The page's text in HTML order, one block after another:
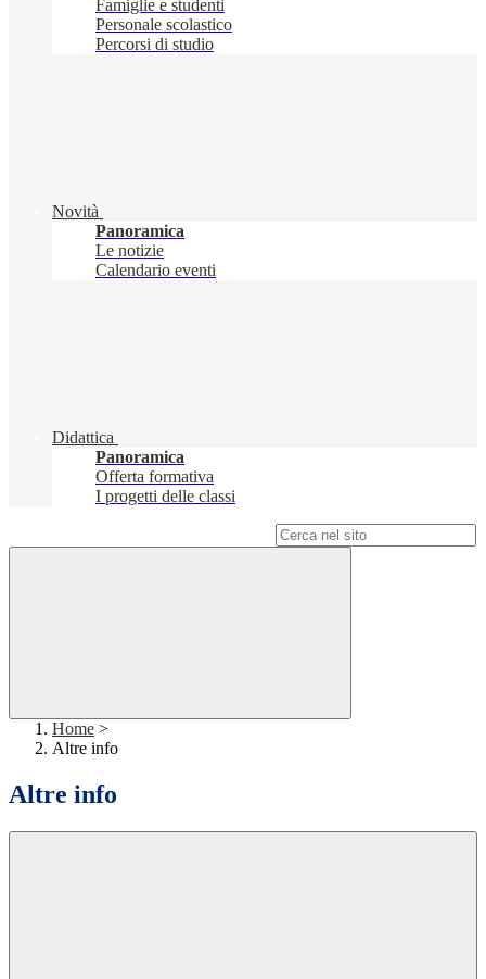
Famiglie e studenti
Personale scolastico
Percorsi di studio
Novità
Panoramica
Le notizie
Calendario eventi
Didattica
Panoramica
Offerta formativa
I progetti delle classi
Home >
Altre info
Altre info